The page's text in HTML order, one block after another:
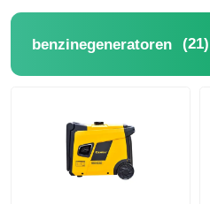
benzinegeneratoren (21)